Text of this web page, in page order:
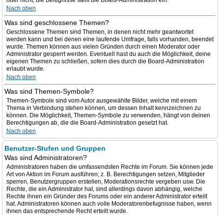
Nach oben
Was sind geschlossene Themen?
Geschlossene Themen sind Themen, in denen nicht mehr geantwortet
werden kann und bei denen eine laufende Umfrage, falls vorhanden, beendet
wurde. Themen können aus vielen Gründen durch einen Moderator oder
Administrator gesperrt werden. Eventuell hast du auch die Möglichkeit, deine
eigenen Themen zu schließen, sofern dies durch die Board-Administration
erlaubt wurde.
Nach oben
Was sind Themen-Symbole?
Themen-Symbole sind vom Autor ausgewählte Bilder, welche mit einem
Thema in Verbindung stehen können, um dessen Inhalt kennzeichnen zu
können. Die Möglichkeit, Themen-Symbole zu verwenden, hängt von deinen
Berechtigungen ab, die die Board-Administration gesetzt hat.
Nach oben
Benutzer-Stufen und Gruppen
Was sind Administratoren?
Administratoren haben die umfassendsten Rechte im Forum. Sie können jede
Art von Aktion im Forum ausführen; z. B. Berechtigungen setzen, Mitglieder
sperren, Benutzergruppen erstellen, Moderationsrechte vergeben usw. Die
Rechte, die ein Administrator hat, sind allerdings davon abhängig, welche
Rechte ihnen ein Gründer des Forums oder ein anderer Administrator erteilt
hat. Administratoren können auch volle Moderatorenbefugnisse haben, wenn
ihnen das entsprechende Recht erteilt wurde.